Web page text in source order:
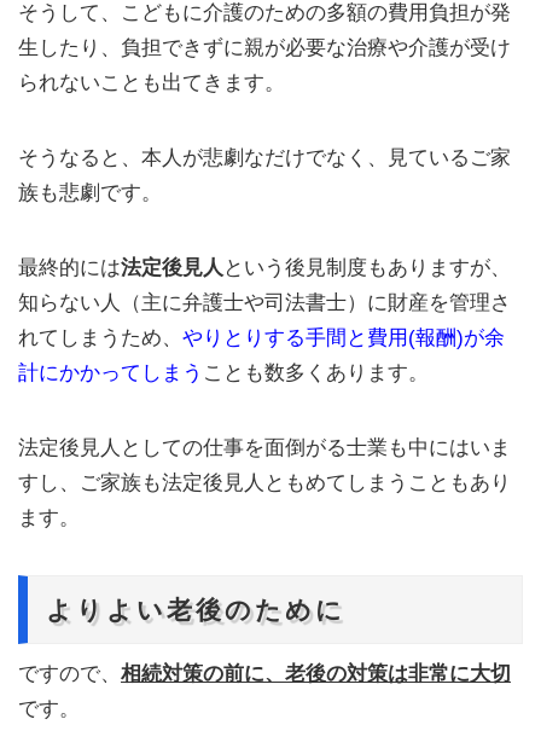
そうして、こどもに介護のための多額の費用負担が発
生したり、負担できずに親が必要な治療や介護が受け
られないことも出てきます。
そうなると、本人が悲劇なだけでなく、見ているご家
族も悲劇です。
最終的には法定後見人 という後見制度もありますが、
知らない人（主に弁護士や司法書士）に財産を管理さ
れてしまうため、 やりとりする手間と費用(報酬)が余
計にかかってしまう ことも数多くあります。
法定後見人としての仕事を面倒がる士業も中にはいま
すし、ご家族も法定後見人ともめてしまうこともあり
ます。
よりよい老後のために
ですので、 相続対策の前に、老後の対策は非常に大切
です。